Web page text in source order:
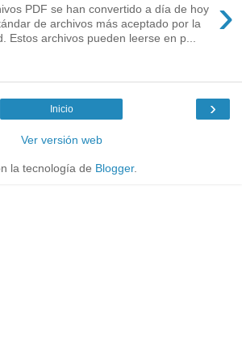
›
PDF se han convertido a día de hoy
de archivos más aceptado por la
Estos archivos pueden leerse en p...
›
Inicio
Ver versión web
la tecnología de Blogger.